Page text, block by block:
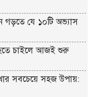
গড়তে যে ১০টি অভ্যাস
চাইলে আজই শুরু
সবচেয়ে সহজ উপায়: